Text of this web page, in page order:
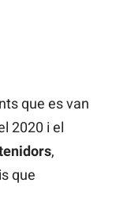
que es van
2020 i el
,
que